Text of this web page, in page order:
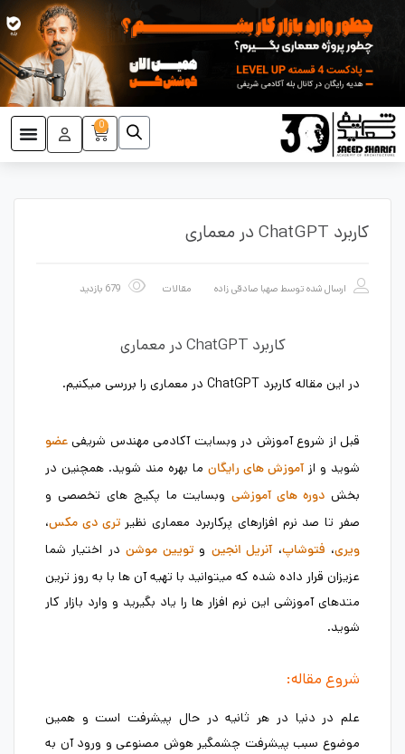
0
کاربرد ChatGPT در معماری
ارسال شده توسط صهبا صادقی زاده مقالات
کاربرد ChatGPT در معماری
در این مقاله کاربرد ChatGPT در معماری را بررسی میکنیم.
قبل از شروع آموزش در وبسایت آکادمی مهندس شریفی عضو
شوید و ازآموزش های رایگان ما بهره مند شوید. همچنین در
بخش دوره های آموزشیوبسایت ما پکیج های تخصصی و
صفر تا صد نرم افزارهای پرکاربرد معماری نظیرتری دی مکس،
ویری، فتوشاپ،آنریل انجین وتویین موشندر اختیار شما
عزیزان قرار داده شده که میتوانید با تهیه آن ها با به روز ترین
متدهای آموزشی این نرم افزار ها را یاد بگیرید و وارد بازار کار
شوید.
شروع مقاله:
علم در دنیا در هر ثانیه در حال پیشرفت است و همین
موضوع سبب پیشرفت چشمگیر هوش مصنوعی و ورود آن به